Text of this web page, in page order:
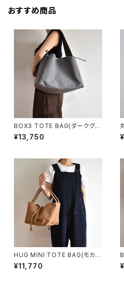
おすすめ商品
BOX3 TOTE BAG(ダークグレ
ー)
¥13,750
HUG MINI TOTE BAG(モカ/
ブラウン)
¥11,770